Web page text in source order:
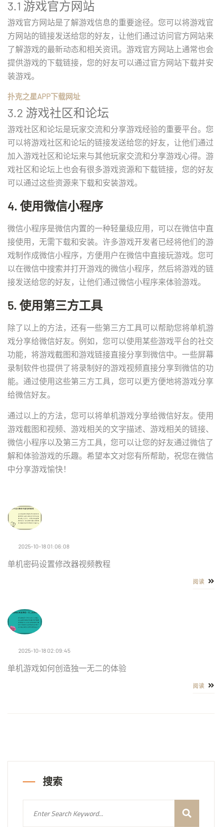
3.1 游戏官方网站
游戏官方网站是了解游戏信息的重要途径。您可以将游戏官
方网站的链接发送给您的好友，让他们通过访问官方网站来
了解游戏的最新动态和相关资讯。游戏官方网站上通常也会
提供游戏的下载链接，您的好友可以通过官方网站下载并安
装游戏。
扑克之星APP下载网址
3.2 游戏社区和论坛
游戏社区和论坛是玩家交流和分享游戏经验的重要平台。您
可以将游戏社区和论坛的链接发送给您的好友，让他们通过
加入游戏社区和论坛来与其他玩家交流和分享游戏心得。游
戏社区和论坛上也会有很多游戏资源和下载链接，您的好友
可以通过这些资源来下载和安装游戏。
4. 使用微信小程序
微信小程序是微信内置的一种轻量级应用，可以在微信中直
接使用，无需下载和安装。许多游戏开发者已经将他们的游
戏制作成微信小程序，方便用户在微信中直接玩游戏。您可
以在微信中搜索并打开游戏的微信小程序，然后将游戏的链
接发送给您的好友，让他们通过微信小程序来体验游戏。
5. 使用第三方工具
除了以上的方法，还有一些第三方工具可以帮助您将单机游
戏分享给微信好友。例如，您可以使用某些游戏平台的社交
功能，将游戏截图和游戏链接直接分享到微信中。一些屏幕
录制软件也提供了将录制好的游戏视频直接分享到微信的功
能。通过使用这些第三方工具，您可以更方便地将游戏分享
给微信好友。
通过以上的方法，您可以将单机游戏分享给微信好友。使用
游戏截图和视频、游戏相关的文字描述、游戏相关的链接、
微信小程序以及第三方工具，您可以让您的好友通过微信了
解和体验游戏的乐趣。希望本文对您有所帮助，祝您在微信
中分享游戏愉快！
2025-10-18 01:06:08
单机密码设置修改器视频教程
阅读
2025-10-18 02:09:45
单机游戏如何创造独一无二的体验
阅读
搜索